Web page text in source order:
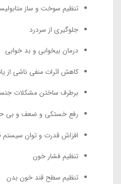
تنظیم سوخت و ساز
جلوگیری از سردرد
درمان بیخوابی و بد خوابی
کاهش اثرات منفی ناشی از
برطرف ساختن مشکلات
رفع خستکی و ضعف و بی
افزاش قدرت و توان سیستم
تنظیم فشار خون
تنظیم سطح قند خون بدن